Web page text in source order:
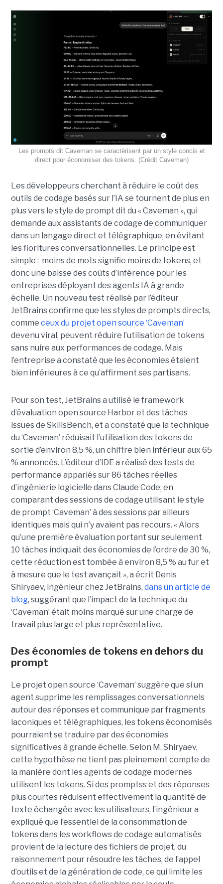
Les prompts dit Caveman se caractérisent par un style concis et
direct pour économiser des tokens. (Crédit Caveman)
Les développeurs cherchant à réduire le coût des
outils de codage basés sur l’IA se tournent de plus en
plus vers le style de prompt dit du « Caveman », qui
demande aux assistants de codage de communiquer
dans un langage direct et télégraphique, en évitant
les fioritures conversationnelles. Le principe est
simple : moins de mots signifie moins de tokens, et
donc une baisse des coûts d’inférence pour les
entreprises déployant des agents IA à grande
échelle. Un nouveau test réalisé par l’éditeur
JetBrains confirme que les styles de prompts directs,
comme ceux du projet open source ‘Caveman’
devenu viral, peuvent réduire l’utilisation de tokens
sans nuire aux performances de codage. Mais
l’entreprise a constaté que les économies étaient
bien inférieures à ce qu’affirment ses partisans.
Pour son test, JetBrains a utilisé le framework
d’évaluation open source Harbor et des tâches
issues de SkillsBench, et a constaté que la technique
du ‘Caveman’ réduisait l’utilisation des tokens de
sortie d’environ 8,5 %, un chiffre bien inférieur aux 65
% annoncés. L’éditeur d’IDE a réalisé des tests de
performance appariés sur 86 tâches réelles
d’ingénierie logicielle dans Claude Code, en
comparant des sessions de codage utilisant le style
de prompt ‘Caveman’ à des sessions par ailleurs
identiques mais qui n’y avaient pas recours. « Alors
qu’une première évaluation portant sur seulement
10 tâches indiquait des économies de l’ordre de 30 %,
cette réduction est tombée à environ 8,5 % au fur et
à mesure que le test avançait », a écrit Denis
Shiryaev, ingénieur chez JetBrains, dans un article de
blog, suggérant que l’impact de la technique du
‘Caveman’ était moins marqué sur une charge de
travail plus large et plus représentative.
Des économies de tokens en dehors du
prompt
Le projet open source ‘Caveman’ suggère que si un
agent supprime les remplissages conversationnels
autour des réponses et communique par fragments
laconiques et télégraphiques, les tokens économisés
pourraient se traduire par des économies
significatives à grande échelle. Selon M. Shiryaev,
cette hypothèse ne tient pas pleinement compte de
la manière dont les agents de codage modernes
utilisent les tokens. Si des promptss et des réponses
plus courtes réduisent effectivement la quantité de
texte échangée avec les utilisateurs, l’ingénieur a
expliqué que l’essentiel de la consommation de
tokens dans les workflows de codage automatisés
provient de la lecture des fichiers de projet, du
raisonnement pour résoudre les tâches, de l’appel
d’outils et de la génération de code, ce qui limite les